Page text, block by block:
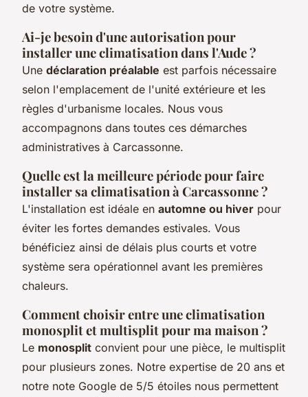
de votre système.
Ai-je besoin d'une autorisation pour
installer une climatisation dans l'Aude ?
Une déclaration préalable est parfois nécessaire
selon l'emplacement de l'unité extérieure et les
règles d'urbanisme locales. Nous vous
accompagnons dans toutes ces démarches
administratives à Carcassonne.
Quelle est la meilleure période pour faire
installer sa climatisation à Carcassonne ?
L'installation est idéale en automne ou hiver pour
éviter les fortes demandes estivales. Vous
bénéficiez ainsi de délais plus courts et votre
système sera opérationnel avant les premières
chaleurs.
Comment choisir entre une climatisation
monosplit et multisplit pour ma maison ?
Le monosplit convient pour une pièce, le multisplit
pour plusieurs zones. Notre expertise de 20 ans et
notre note Google de 5/5 étoiles nous permettent